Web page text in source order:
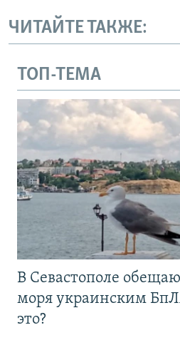
ЧИТАЙТЕ ТАКЖЕ:
ТОП-ТЕМА
В Севастополе
моря украинским
это?